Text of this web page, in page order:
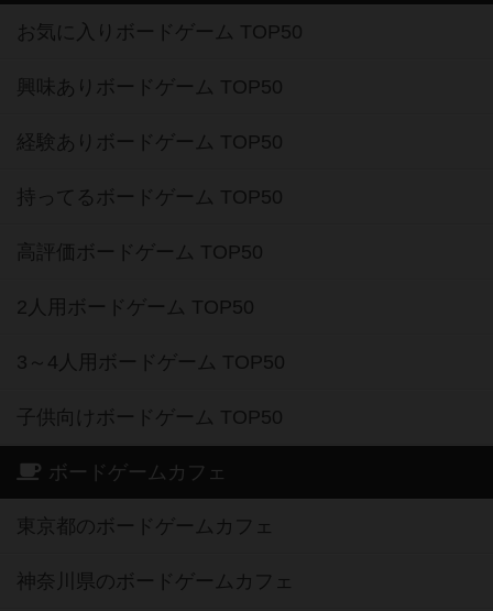
お気に入りボードゲーム TOP50
興味ありボードゲーム TOP50
経験ありボードゲーム TOP50
持ってるボードゲーム TOP50
高評価ボードゲーム TOP50
2人用ボードゲーム TOP50
3～4人用ボードゲーム TOP50
子供向けボードゲーム TOP50
ボードゲームカフェ
東京都のボードゲームカフェ
神奈川県のボードゲームカフェ